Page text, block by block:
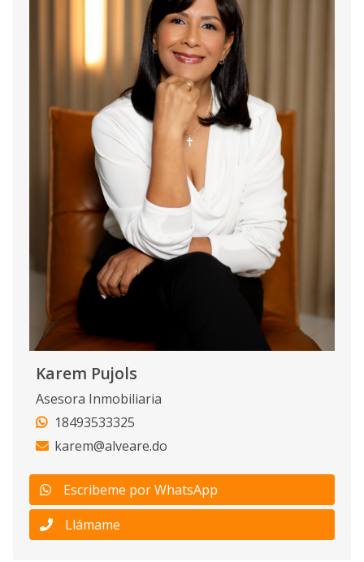
Karem Pujols
Asesora Inmobiliaria
18493533325
karem@alveare.do
Escribeme por WhatsApp
Llámame